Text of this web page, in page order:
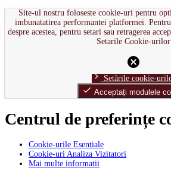
Site-ul nostru foloseste cookie-uri pentru
imbunatatirea performantei platformei.
despre acestea, pentru setari sau retragerea
Setarile Cookie-urilor
cancel
chevron_right Setările cookie-
done Acceptați modulele
Centrul de preferințe
Cookie-urile Esentiale
Cookie-uri Analiza Vizitatori
Mai multe informatii